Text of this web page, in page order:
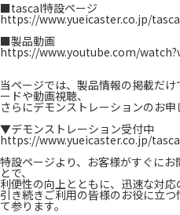
■tascal特設ページ
https://www.yueicaster.co.jp/
■製品動画
https://www.youtube.com/
当ページでは、製品情報の掲載だ
ードや動画視聴、
さらにデモンストレーションのお申
▼デモンストレーション受付中
https://www.yueicaster.co.jp/
特設ページより、お客様がすぐに
とで、
利便性の向上とともに、迅速な対応
引き続きご利用の皆様のお役に立
て参ります。